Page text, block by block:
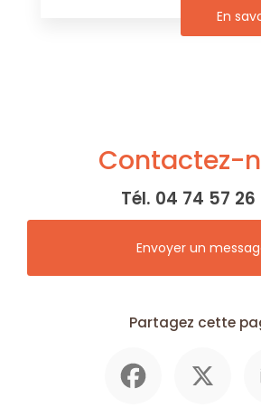
En
Contactez-
Tél. 04 74 57 26
Envoyer un
Partagez cette